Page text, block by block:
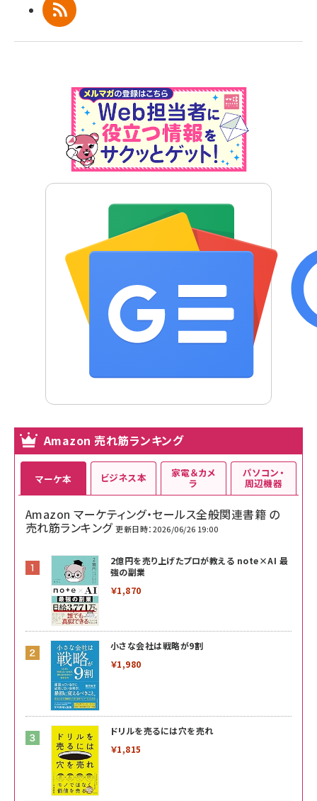
RSS
Amazon 売れ筋ランキング
マーケ本
Amazon マーケティング・セールス全般関連書籍 の
売れ筋ランキング 更新日時：2026/06/26 19:00
2億円を売り上げたプロが教える note×AI 最
強の副業
￥1,870
小さな会社は戦略が9割
￥1,980
ドリルを売るには穴を売れ
￥1,815
ビジネス本 家電＆カメ
ラ
パソコン・
周辺機器